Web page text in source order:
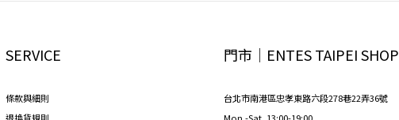
SERVICE
條款與細則
門市│ENTES TAIPEI SHOP
台北市南港區忠孝東路六段278巷22弄36號